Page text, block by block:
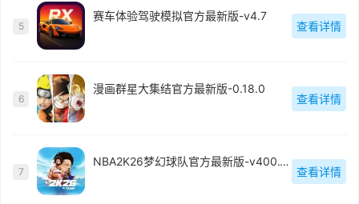
5
赛车体验驾驶模拟官方最新版-v4.7
查看详情
6
漫画群星大集结官方最新版-0.18.0
查看详情
7
NBA2K26梦幻球队官方最新版-v400.16.500817214
查看详情